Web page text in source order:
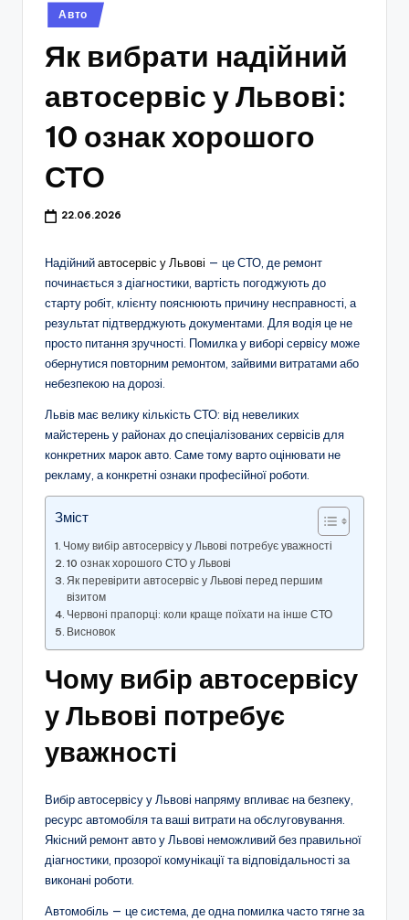
Опубліковано
у
Авто
Як вибрати надійний
автосервіс у Львові:
10 ознак хорошого
СТО
22.06.2026
Надійнийавтосервіс у Львові — це СТО, де ремонт
починається з діагностики, вартість погоджують до
старту робіт, клієнту пояснюють причину несправності, а
результат підтверджують документами. Для водія це не
просто питання зручності. Помилка у виборі сервісу може
обернутися повторним ремонтом, зайвими витратами або
небезпекою на дорозі.
Львів має велику кількість СТО: від невеликих
майстерень у районах до спеціалізованих сервісів для
конкретних марок авто. Саме тому варто оцінювати не
рекламу, а конкретні ознаки професійної роботи.
Зміст
Чому вибір автосервісу у Львові потребує уважності
10 ознак хорошого СТО у Львові
Як перевірити автосервіс у Львові перед першим
візитом
Червоні прапорці: коли краще поїхати на інше СТО
Висновок
Чому вибір автосервісу
у Львові потребує
уважності
Вибір автосервісу у Львові напряму впливає на безпеку,
ресурс автомобіля та ваші витрати на обслуговування.
Якісний ремонт авто у Львові неможливий без правильної
діагностики, прозорої комунікації та відповідальності за
виконані роботи.
Автомобіль — це система, де одна помилка часто тягне за